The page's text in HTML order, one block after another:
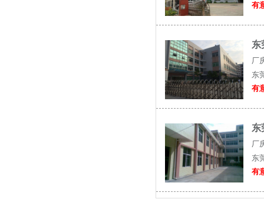
有
东
厂
东
有
东
厂
东
有